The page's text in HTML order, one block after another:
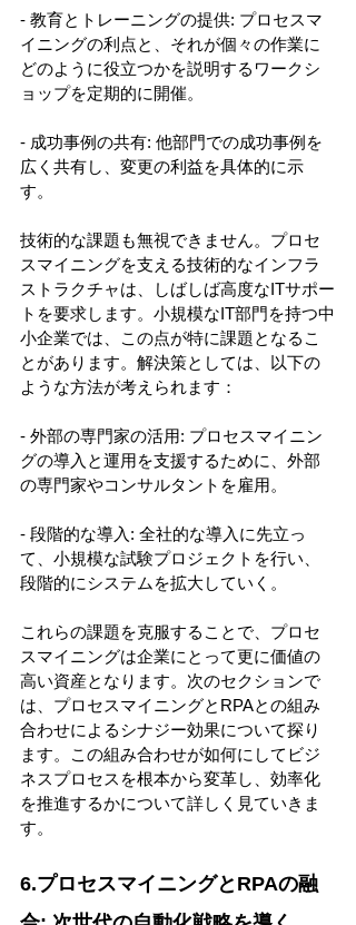
- 教育とトレーニングの提供: プロセスマ
イニングの利点と、それが個々の作業に
どのように役立つかを説明するワークシ
ョップを定期的に開催。
- 成功事例の共有: 他部門での成功事例を
広く共有し、変更の利益を具体的に示
す。
技術的な課題も無視できません。プロセ
スマイニングを支える技術的なインフラ
ストラクチャは、しばしば高度なITサポー
トを要求します。小規模なIT部門を持つ中
小企業では、この点が特に課題となるこ
とがあります。解決策としては、以下の
ような方法が考えられます：
- 外部の専門家の活用: プロセスマイニン
グの導入と運用を支援するために、外部
の専門家やコンサルタントを雇用。
- 段階的な導入: 全社的な導入に先立っ
て、小規模な試験プロジェクトを行い、
段階的にシステムを拡大していく。
これらの課題を克服することで、プロセ
スマイニングは企業にとって更に価値の
高い資産となります。次のセクションで
は、プロセスマイニングとRPAとの組み
合わせによるシナジー効果について探り
ます。この組み合わせが如何にしてビジ
ネスプロセスを根本から変革し、効率化
を推進するかについて詳しく見ていきま
す。
6.プロセスマイニングとRPAの融